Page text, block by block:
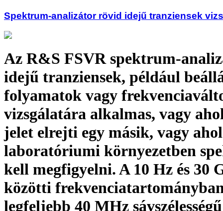
Spektrum-analizátor rövid idejű tranziensek
Az R&S FSVR spektrum-
idejű tranziensek, például
folyamatok vagy
vizsgálatára alkalmas, vagy
jelet elrejti egy másik, vagy ahol
laboratóriumi környezetben
kell megfigyelni. A 10 Hz és 30
közötti
legfeljebb 40 MHz